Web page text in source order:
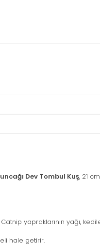
Dev Tombul Kuş, 21
yapraklarının yağı,
hale getirir.